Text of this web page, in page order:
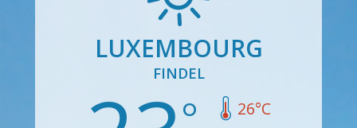
LUXEMBOURG
FINDEL
26°C